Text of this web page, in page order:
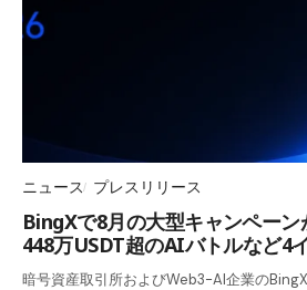
ニュース プレスリリース
BingXで8月の大型キャンペー
448万USDT超のAIバトルなど4
暗号資産取引所およびWeb3-AI企業の